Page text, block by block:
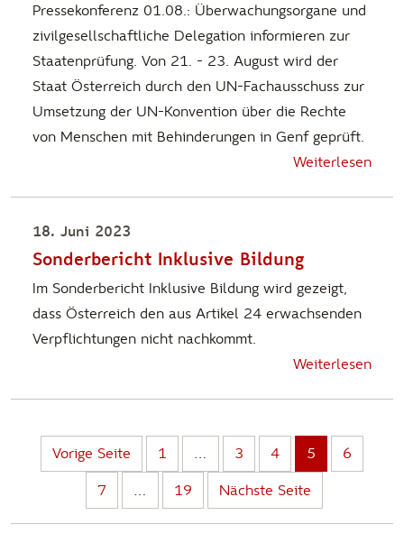
Pressekonferenz 01.08.: Überwachungsorgane und
zivilgesellschaftliche Delegation informieren zur
Staatenprüfung. Von 21. - 23. August wird der
Staat Österreich durch den UN-Fachausschuss zur
Umsetzung der UN-Konvention über die Rechte
von Menschen mit Behinderungen in Genf geprüft.
Weiterlesen
18. Juni 2023
Sonderbericht Inklusive Bildung
Im Sonderbericht Inklusive Bildung wird gezeigt,
dass Österreich den aus Artikel 24 erwachsenden
Verpflichtungen nicht nachkommt.
Weiterlesen
Vorige Seite 1 … 3 4 5 6
7 … 19 Nächste Seite